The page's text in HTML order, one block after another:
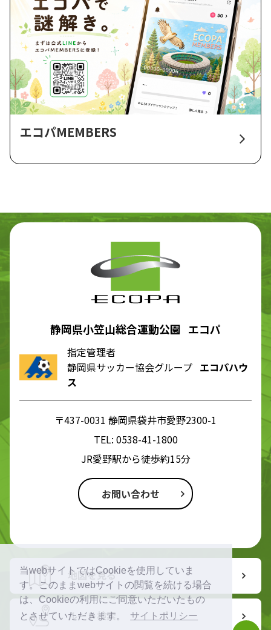
当webサイトではCookieを使用していま
す。このままwebサイトの閲覧を続ける場合
は、Cookieの利用にご同意いただいたもの
とさせていただきます。
サイトポリシー
エコパMEMBERS
静岡県小笠山総合運動公園 エコパ
指定管理者
静岡県サッカー協会グループ エコパハウ
ス
〒437-0031 静岡県袋井市愛野2300-1
TEL: 0538-41-1800
JR愛野駅から徒歩約15分
お問い合わせ
地図を見る
ルート検索